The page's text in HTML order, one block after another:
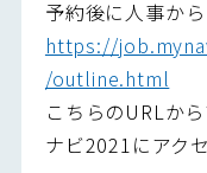
予約後に人事か
https://
/outline.html
こちらのURLか
ナビ2021にアク